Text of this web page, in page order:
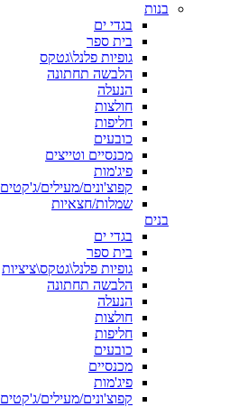
בנות
בגדי ים
בית ספר
גופיות פלנל\גטקס
הלבשה תחתונה
הנעלה
חולצות
חליפות
כובעים
מכנסיים וטייצים
פיג'מות
קפוצ'ונים/מעילים/ג'קטים
שמלות/חצאיות
בנים
בגדי ים
בית ספר
גופיות פלנל\גטקס\ציציות
הלבשה תחתונה
הנעלה
חולצות
חליפות
כובעים
מכנסיים
פיג'מות
קפוצ'ונים/מעילים/ג'קטים